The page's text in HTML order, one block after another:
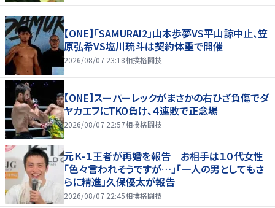
【ONE】「SAMURAI2」山本歩夢VS平山諒中止、笠
原弘希VS塩川琉斗は契約体重で開催
2026/08/07 23:18相撲格闘技
【ONE】スーパーレックがまさかの右ひざ負傷でダ
ヤカエフにTKO負け、４連敗で正念場
2026/08/07 22:57相撲格闘技
元Ｋ-１王者が再婚を報告 お相手は１０代女性
「色々言われそうですが…」「一人の男としてもさ
らに精進」久保優太が報告
2026/08/07 22:45相撲格闘技